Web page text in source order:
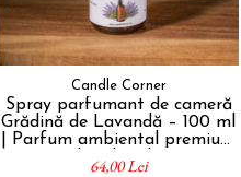
Candle Corner
Spray parfumant de cameră
Grădină de Lavandă – 100 ml
| Parfum ambiental premium
handmade
64,00 Lei